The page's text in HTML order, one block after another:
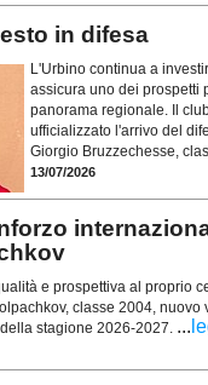
in difesa
L'Urbino continua a
assicura uno dei prospetti
panorama regionale. Il
ufficializzato l'arrivo del
Giorgio Bruzzechesse,
13/07/2026
e prospettiva al proprio
classe 2004, nuovo
stagione 2026-2027. ...